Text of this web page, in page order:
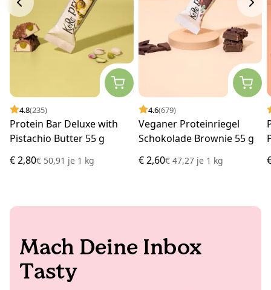
4.8(235)
Protein Bar Deluxe with
Pistachio Butter 55 g
€ 2,80€ 50,91 je 1 kg
4.6(679)
Veganer Proteinriegel
Schokolade Brownie 55 g
€ 2,60€ 47,27 je1 kg
Mach Deine Inbox
Tasty